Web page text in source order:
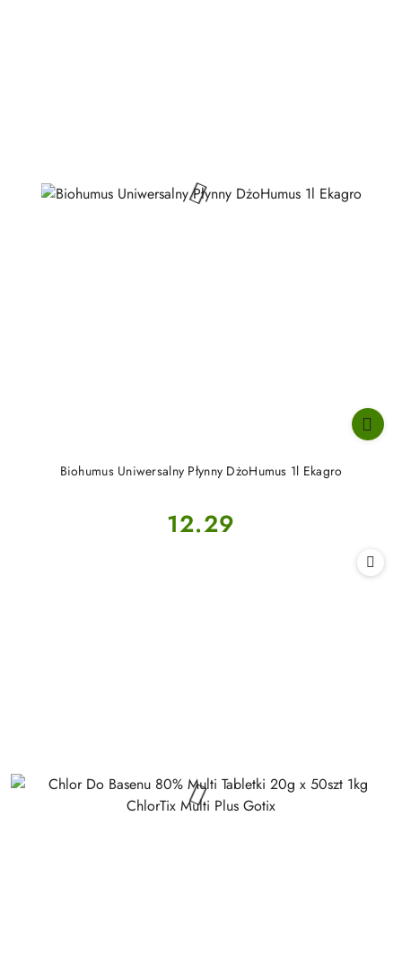
Biohumus Uniwersalny Płynny DżoHumus 1l Ekagro
Cena:
12.29